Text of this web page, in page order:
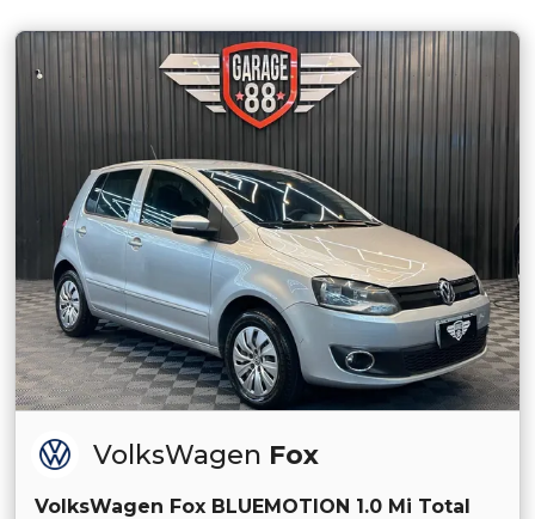
VolksWagen Fox
VolksWagen Fox BLUEMOTION 1.0 Mi Total